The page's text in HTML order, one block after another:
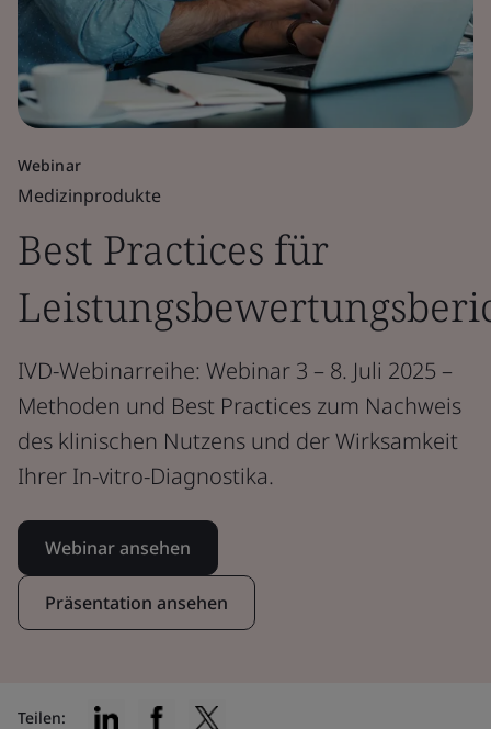
Webinar
Medizinprodukte
Best Practices für
IVD-Webinarreihe: Webinar 3 – 8. Juli 2025 –
Methoden und Best Practices zum Nachweis
des klinischen Nutzens und der Wirksamkeit
Ihrer In-vitro-Diagnostika.
Webinar ansehen
Präsentation ansehen
Teilen: